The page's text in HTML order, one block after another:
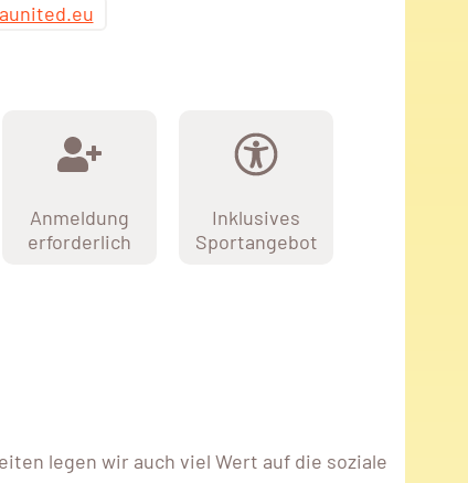
Anmeldung
erforderlich
Inklusives
Sportangebot
legen wir auch viel Wert auf die soziale